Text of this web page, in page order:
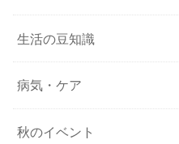
生活の豆知識
病気・ケア
秋のイベント